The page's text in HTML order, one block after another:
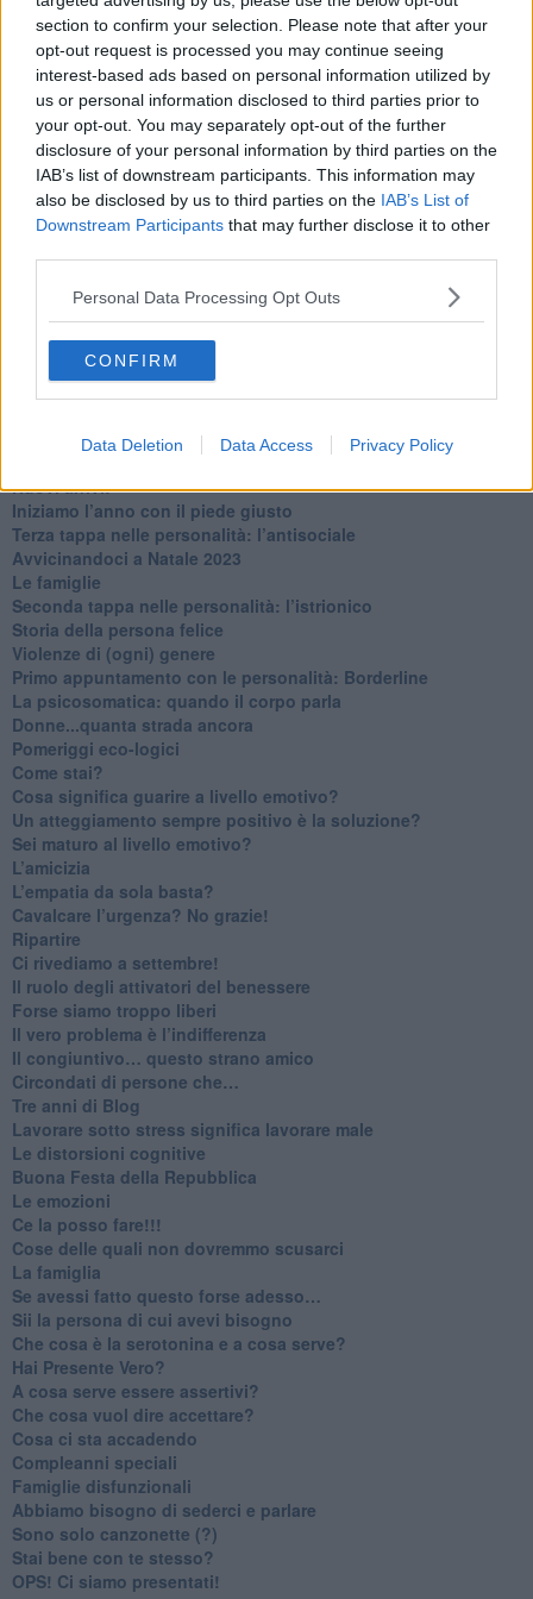
section to confirm your selection. Please note that after your
opt-out request is processed you may continue seeing
interest-based ads based on personal information utilized by
us or personal information disclosed to third parties prior to
your opt-out. You may separately opt-out of the further
disclosure of your personal information by third parties on the
IAB’s list of downstream participants. This information may
also be disclosed by us to third parties on the IAB’s List of
Downstream Participants that may further disclose it to other
Personal Data Processing Opt Outs
CONFIRM
Data Deletion Data Access Privacy Policy
Quando il silenzio è aggressivo
​Il passato, questo conosciuto!
​Clima ballerino e sbalzi d’umore
La maternità
​L’uomo o l’orso?
Non hanno un amico a teatro​
​Tutta una questione di rispetto
​Cose che ci esauriscono
​Vespa che passione!
​Lasciate ai vostri figli il diritto di piangere
​Saper pazientare
​Giornata del Fiocchetto Lilla
​Venerdì emozionalmente sostenibile
Ma ti ascolti?
Che cos’è la dipendenza affettiva?
Quarta tappa nelle personalità: il narcisista
​Nuovi arrivi!
​Iniziamo l’anno con il piede giusto
​Terza tappa nelle personalità: l’antisociale
​Avvicinandoci a Natale 2023
Le famiglie
Seconda tappa nelle personalità: l’istrionico
​Storia della persona felice
Violenze di (ogni) genere
​Primo appuntamento con le personalità: Borderline
La psicosomatica: quando il corpo parla
Donne...quanta strada ancora
​Pomeriggi eco-logici
​Come stai?
Cosa significa guarire a livello emotivo?
​Un atteggiamento sempre positivo è la soluzione?
​Sei maturo al livello emotivo?
​L’amicizia
​L’empatia da sola basta?
​Cavalcare l’urgenza? No grazie!
Ripartire
​Ci rivediamo a settembre!
​Il ruolo degli attivatori del benessere
​Forse siamo troppo liberi
​Il vero problema è l’indifferenza
​Il congiuntivo… questo strano amico
​Circondati di persone che…
​Tre anni di Blog
​Lavorare sotto stress significa lavorare male
​Le distorsioni cognitive
​Buona Festa della Repubblica
Le emozioni
​Ce la posso fare!!!
​Cose delle quali non dovremmo scusarci
​La famiglia
​Se avessi fatto questo forse adesso…
​Sii la persona di cui avevi bisogno
Che cosa è la serotonina e a cosa serve?
​Hai Presente Vero?
A cosa serve essere assertivi?
​Che cosa vuol dire accettare?
​Cosa ci sta accadendo
​Compleanni speciali
​Famiglie disfunzionali
​Abbiamo bisogno di sederci e parlare
Sono solo canzonette (?)
​Stai bene con te stesso?
​OPS! Ci siamo presentati!